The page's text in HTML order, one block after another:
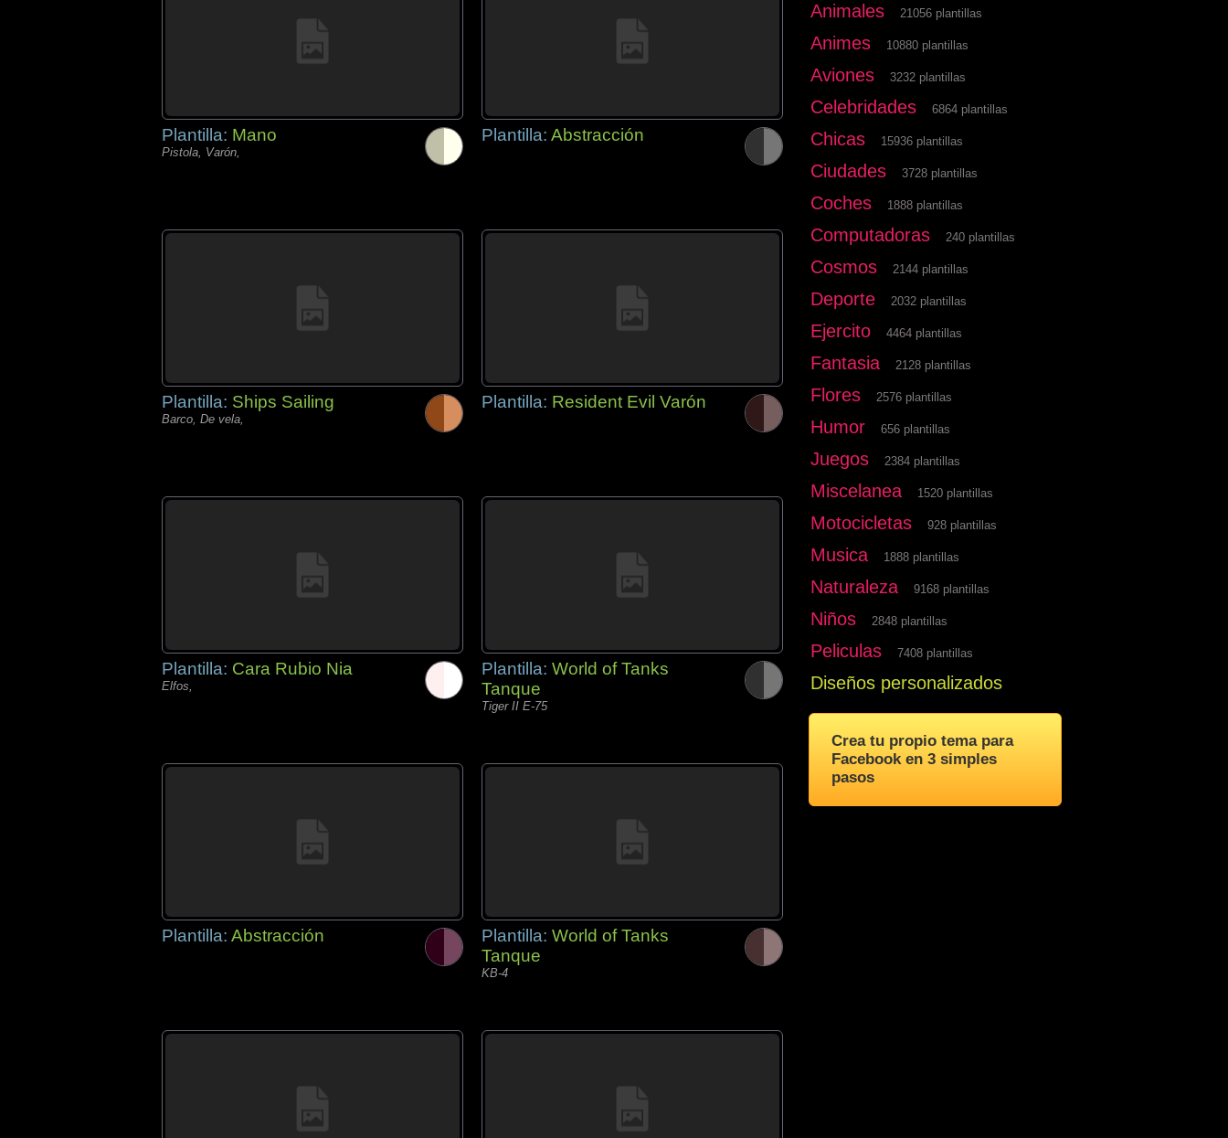
Plantilla: Mano
Pistola, Varón,
Plantilla: Abstracción
Plantilla: Ships Sailing
Barco, De vela,
Plantilla: Resident Evil Varón
Plantilla: Cara Rubio Nia
Elfos,
Plantilla: World of Tanks
Tanque
Tiger II E-75
Plantilla: Abstracción Plantilla: World of Tanks
Tanque
KB-4
Animales 21056 plantillas
Animes 10880 plantillas
Aviones 3232 plantillas
Celebridades 6864 plantillas
Chicas 15936 plantillas
Ciudades 3728 plantillas
Coches 1888 plantillas
Computadoras 240 plantillas
Cosmos 2144 plantillas
Deporte 2032 plantillas
Ejercito 4464 plantillas
Fantasia 2128 plantillas
Flores 2576 plantillas
Humor 656 plantillas
Juegos 2384 plantillas
Miscelanea 1520 plantillas
Motocicletas 928 plantillas
Musica 1888 plantillas
Naturaleza 9168 plantillas
Niños 2848 plantillas
Peliculas 7408 plantillas
Diseños personalizados
Crea tu propio tema para
Facebook en 3 simples
pasos